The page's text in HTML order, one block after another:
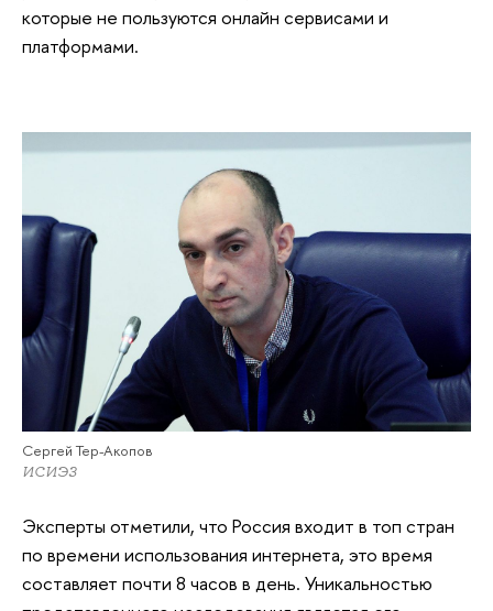
которые не пользуются онлайн сервисами и
платформами.
Сергей Тер-Акопов
ИСИЭЗ
Эксперты отметили, что Россия входит в топ стран
по времени использования интернета, это время
составляет почти 8 часов в день. Уникальностью